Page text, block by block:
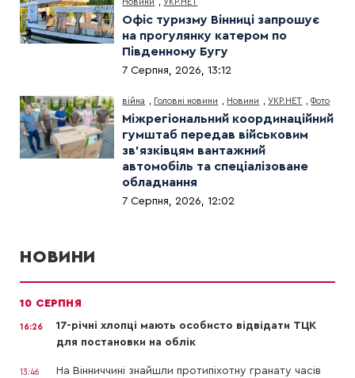
Офіс туризму Вінниці запрошує
на прогулянку катером по
Південному Бугу
7 Серпня, 2026, 13:12
війна Головні новини Новини ,УКР.НЕТ ,Фото
Міжрегіональний координаційний
гумштаб передав військовим
зв’язківцям вантажний
автомобіль та спеціалізоване
обладнання
7 Серпня, 2026, 12:02
НОВИНИ
10 СЕРПНЯ
16:26
17-річні хлопці мають особисто відвідати ТЦК
для постановки на облік
13:46
На Вінниччині знайшли протипіхотну гранату часів